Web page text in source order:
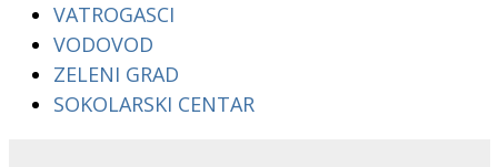
VATROGASCI
VODOVOD
ZELENI GRAD
SOKOLARSKI CENTAR